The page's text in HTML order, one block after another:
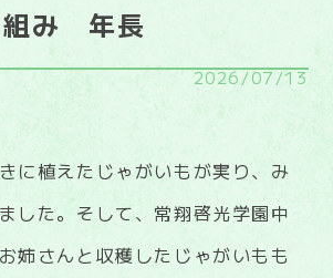
組み 年長
2026/07/13
に植えたじゃがいもが実り、み
した。そして、常翔啓光学園中
姉さんと収穫したじゃがいもも